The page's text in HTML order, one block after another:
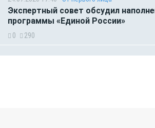
Экспертный совет обсудил
программы «Единой России»
0 290